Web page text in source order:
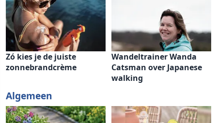
Zó kies je de juiste
zonnebrandcrème
Wandeltrainer Wanda
Catsman over Japanese
walking
Algemeen